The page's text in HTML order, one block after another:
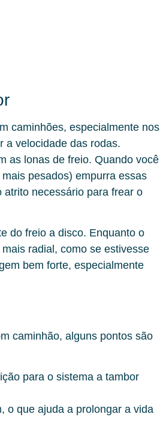
caminhões, especialmente nos
a velocidade das rodas.
as lonas de freio. Quando você
pesados) empurra essas
necessário para frear o
do freio a disco. Enquanto o
radial, como se estivesse
bem forte, especialmente
caminhão, alguns pontos são
para o sistema a tambor
o que ajuda a prolongar a vida